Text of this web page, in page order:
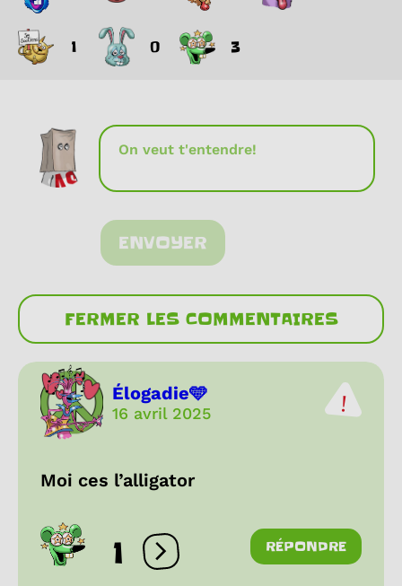
1 0 3
ENVOYER
FERMER LES COMMENTAIRES
Élogadie🩵
16 avril 2025
Moi ces l’alligator
1 Ouvrir les réactions
RÉPONDRE